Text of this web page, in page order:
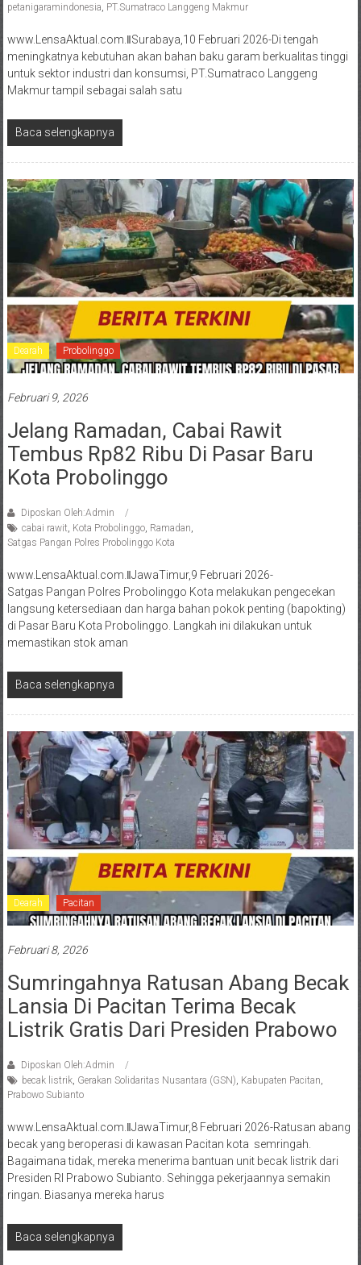
petanigaramindonesia, PT.Sumatraco Langgeng Makmur
www.LensaAktual.com.ǁSurabaya,10 Februari 2026-Di tengah
meningkatnya kebutuhan akan bahan baku garam berkualitas tinggi
untuk sektor industri dan konsumsi, PT.Sumatraco Langgeng
Makmur tampil sebagai salah satu
Baca selengkapnya
Dearah Probolinggo
Februari 9, 2026
Jelang Ramadan, Cabai Rawit
Tembus Rp82 Ribu Di Pasar Baru
Kota Probolinggo
Diposkan Oleh:Admin
cabai rawit, Kota Probolinggo, Ramadan,
Satgas Pangan Polres Probolinggo Kota
www.LensaAktual.com.ǁJawaTimur,9 Februari 2026-
Satgas Pangan Polres Probolinggo Kota melakukan pengecekan
langsung ketersediaan dan harga bahan pokok penting (bapokting)
di Pasar Baru Kota Probolinggo. Langkah ini dilakukan untuk
memastikan stok aman
Baca selengkapnya
Dearah Pacitan
Februari 8, 2026
Sumringahnya Ratusan Abang Becak
Lansia Di Pacitan Terima Becak
Listrik Gratis Dari Presiden Prabowo
Diposkan Oleh:Admin
becak listrik, Gerakan Solidaritas Nusantara (GSN) Kabupaten Pacitan
Prabowo Subianto
www.LensaAktual.com.ǁJawaTimur,8 Februari 2026-Ratusan abang
becak yang beroperasi di kawasan Pacitan kota semringah.
Bagaimana tidak, mereka menerima bantuan unit becak listrik dari
Presiden RI Prabowo Subianto. Sehingga pekerjaannya semakin
ringan. Biasanya mereka harus
Baca selengkapnya